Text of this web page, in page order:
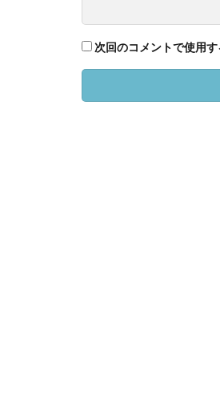
次回のコメントで使用